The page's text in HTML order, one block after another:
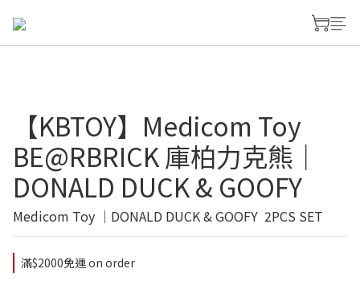
【KBTOY】Medicom Toy
BE@RBRICK 庫柏力克熊｜
DONALD DUCK & GOOFY
Medicom Toy ｜DONALD DUCK & GOOFY  2PCS SET
滿$2000免運 on order